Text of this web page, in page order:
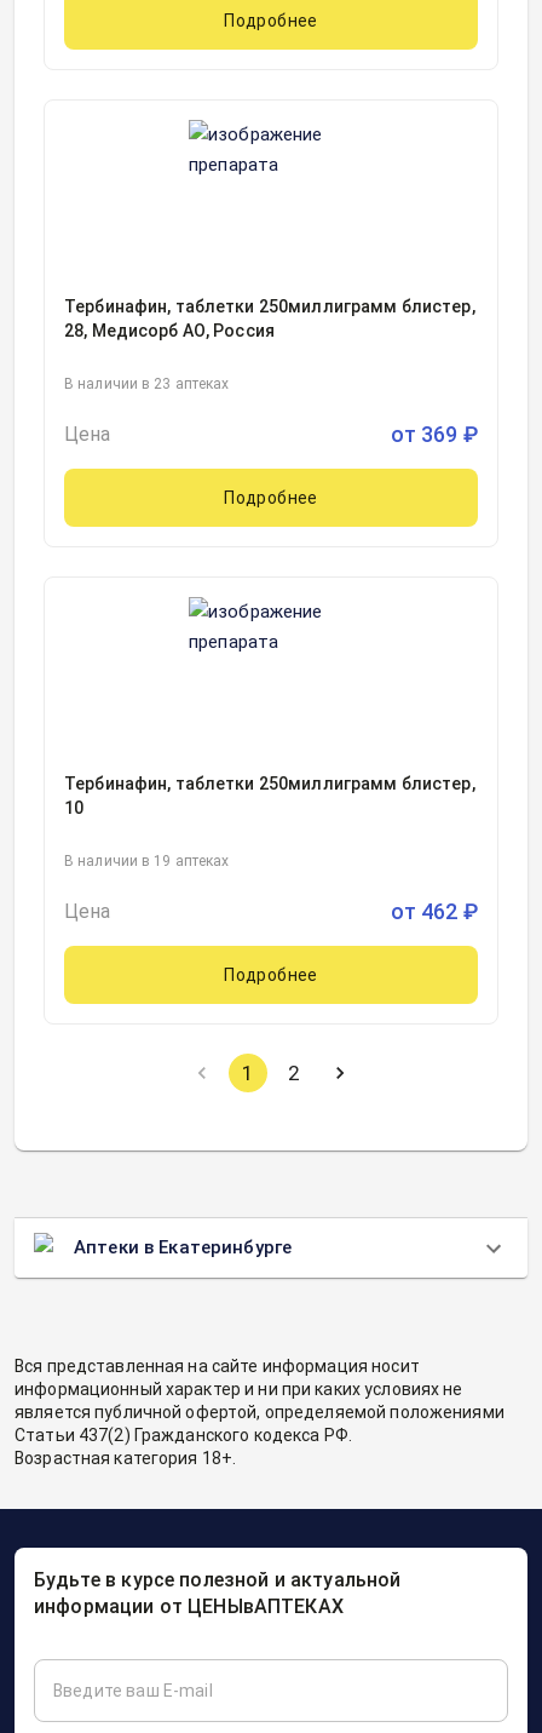
Подробнее
Тербинафин, таблетки 250миллиграмм блистер,
28, Медисорб АО, Россия
В наличии в 23 аптеках
Цена от 369 ₽
Подробнее
Тербинафин, таблетки 250миллиграмм блистер,
10
В наличии в 19 аптеках
Цена от 462 ₽
Подробнее
1 2
Аптеки в Екатеринбурге
Вся представленная на сайте информация носит
информационный характер и ни при каких условиях не
является публичной офертой, определяемой положениями
Статьи 437(2) Гражданского кодекса РФ.
Возрастная категория 18+.
Будьте в курсе полезной и актуальной
информации от ЦЕНЫвАПТЕКАХ